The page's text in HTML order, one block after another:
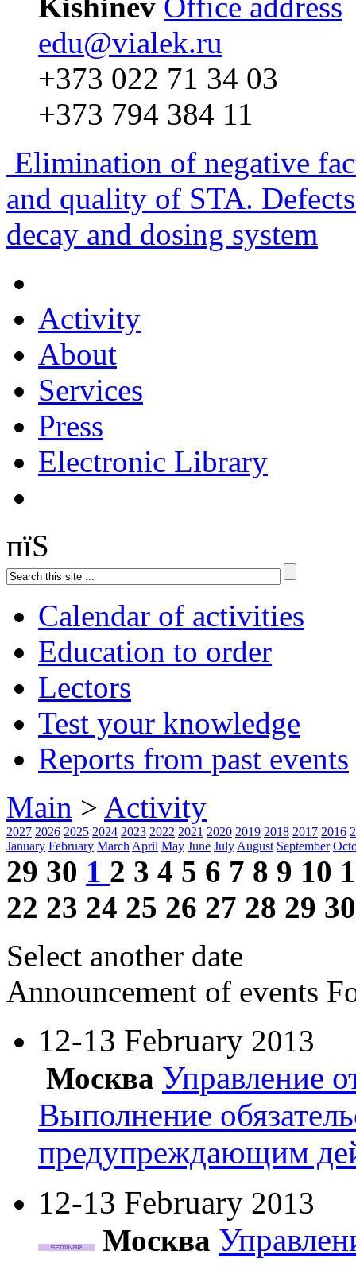
Kishinev Office address
edu@vialek.ru
+373 022 71 34 03
+373 794 384 11
Elimination of negative
and quality of STA.
decay and dosing system
Activity
About
Services
Press
Electronic Library
пїЅ
Calendar of activities
Education to order
Lectors
Test your knowledge
Reports from past events
Main > Activity
2027 2026 2025 2024 2023 2022 2021 2020 2019 2018 2017 2016
January February MarchApril May June JulyAugust September
29 30 1 2 3 4 5 6 7 8 9 10
22 23 24 25 26 27 28 29 30
Select another date
Announcement of events
12-13 February 2013
Москва Управление
Выполнение
предупреждающим
12-13 February 2013
Москва